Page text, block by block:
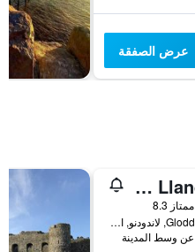
عرض الصفقة
Travelodge Llandudno
ممتاز 8.3
Gloddaeth Street, لاندودنو, المملكة المتحدة